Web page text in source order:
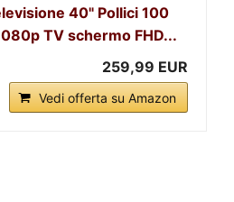
40" Pollici 100
TV schermo FHD...
259,99 EUR
Vedi offerta su Amazon